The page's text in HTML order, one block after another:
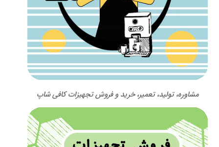
مشاوره، تولید، تعمیر، خرید و فروش تجهیزات کافی شاپ